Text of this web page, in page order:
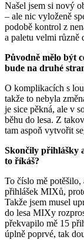
Našel jsem si nový
– ale nic vyloženě
podobě kontrol z
a paletu velmi různě
Původně mělo být
bude na druhé
O komplikacích s
takže to nebyla
je sice pěkná, ale v
běhu do lesa. Z
tam aspoň vytvořit
Skončily přihlášky
to říkáš?
To číslo mě
přihlášek MIXů,
Takže jsem musel
do lesa MIXy
překvapilo mě 15
úplně poprvé, tak